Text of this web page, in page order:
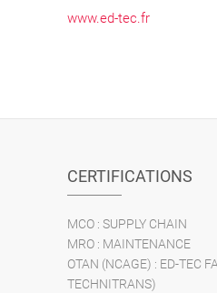
www.ed-tec.fr
CERTIFICATIONS
MCO : SUPPLY CHAIN
MRO : MAINTENANCE
OTAN (NCAGE) : ED-TEC
TECHNITRANS)